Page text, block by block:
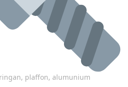
plaffon, alumunium